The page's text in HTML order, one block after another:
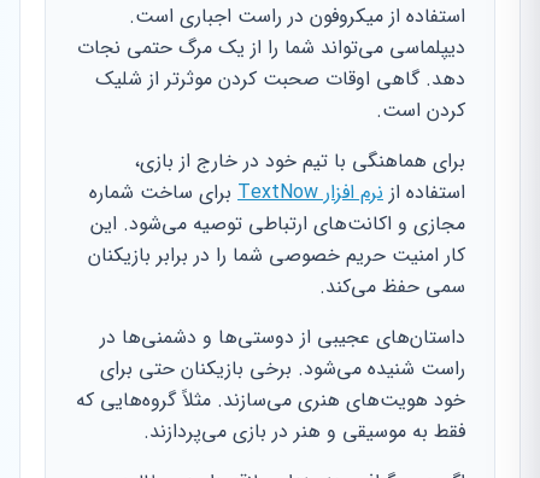
استفاده از میکروفون در راست اجباری است.
دیپلماسی می‌تواند شما را از یک مرگ حتمی نجات
دهد. گاهی اوقات صحبت کردن موثرتر از شلیک
کردن است.
برای هماهنگی با تیم خود در خارج از بازی،
استفاده از نرم افزار TextNow
برای ساخت شماره
مجازی و اکانت‌های ارتباطی توصیه می‌شود. این
کار امنیت حریم خصوصی شما را در برابر بازیکنان
سمی حفظ می‌کند.
داستان‌های عجیبی از دوستی‌ها و دشمنی‌ها در
راست شنیده می‌شود. برخی بازیکنان حتی برای
خود هویت‌های هنری می‌سازند. مثلاً گروه‌هایی که
فقط به موسیقی و هنر در بازی می‌پردازند.